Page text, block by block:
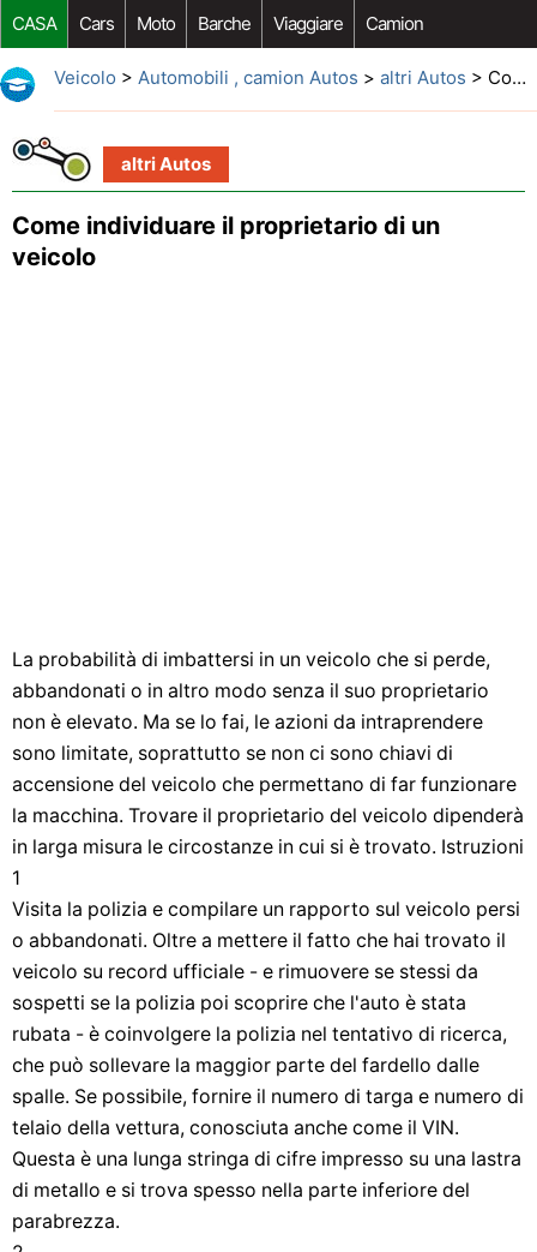
CASA Cars Moto Barche Viaggiare Camion
Riparazione Auto Acquisto Auto Car Opzioni Aftermarket
Veicolo > Automobili , camion Autos > altri Autos > Come individuare il proprietario di un veicolo
altri Autos
Come individuare il proprietario di un
veicolo
La probabilità di imbattersi in un veicolo che si perde,
abbandonati o in altro modo senza il suo proprietario
non è elevato. Ma se lo fai, le azioni da intraprendere
sono limitate, soprattutto se non ci sono chiavi di
accensione del veicolo che permettano di far funzionare
la macchina. Trovare il proprietario del veicolo dipenderà
in larga misura le circostanze in cui si è trovato. Istruzioni
1
Visita la polizia e compilare un rapporto sul veicolo persi
o abbandonati. Oltre a mettere il fatto che hai trovato il
veicolo su record ufficiale - e rimuovere se stessi da
sospetti se la polizia poi scoprire che l'auto è stata
rubata - è coinvolgere la polizia nel tentativo di ricerca,
che può sollevare la maggior parte del fardello dalle
spalle. Se possibile, fornire il numero di targa e numero di
telaio della vettura, conosciuta anche come il VIN.
Questa è una lunga stringa di cifre impresso su una lastra
di metallo e si trova spesso nella parte inferiore del
parabrezza.